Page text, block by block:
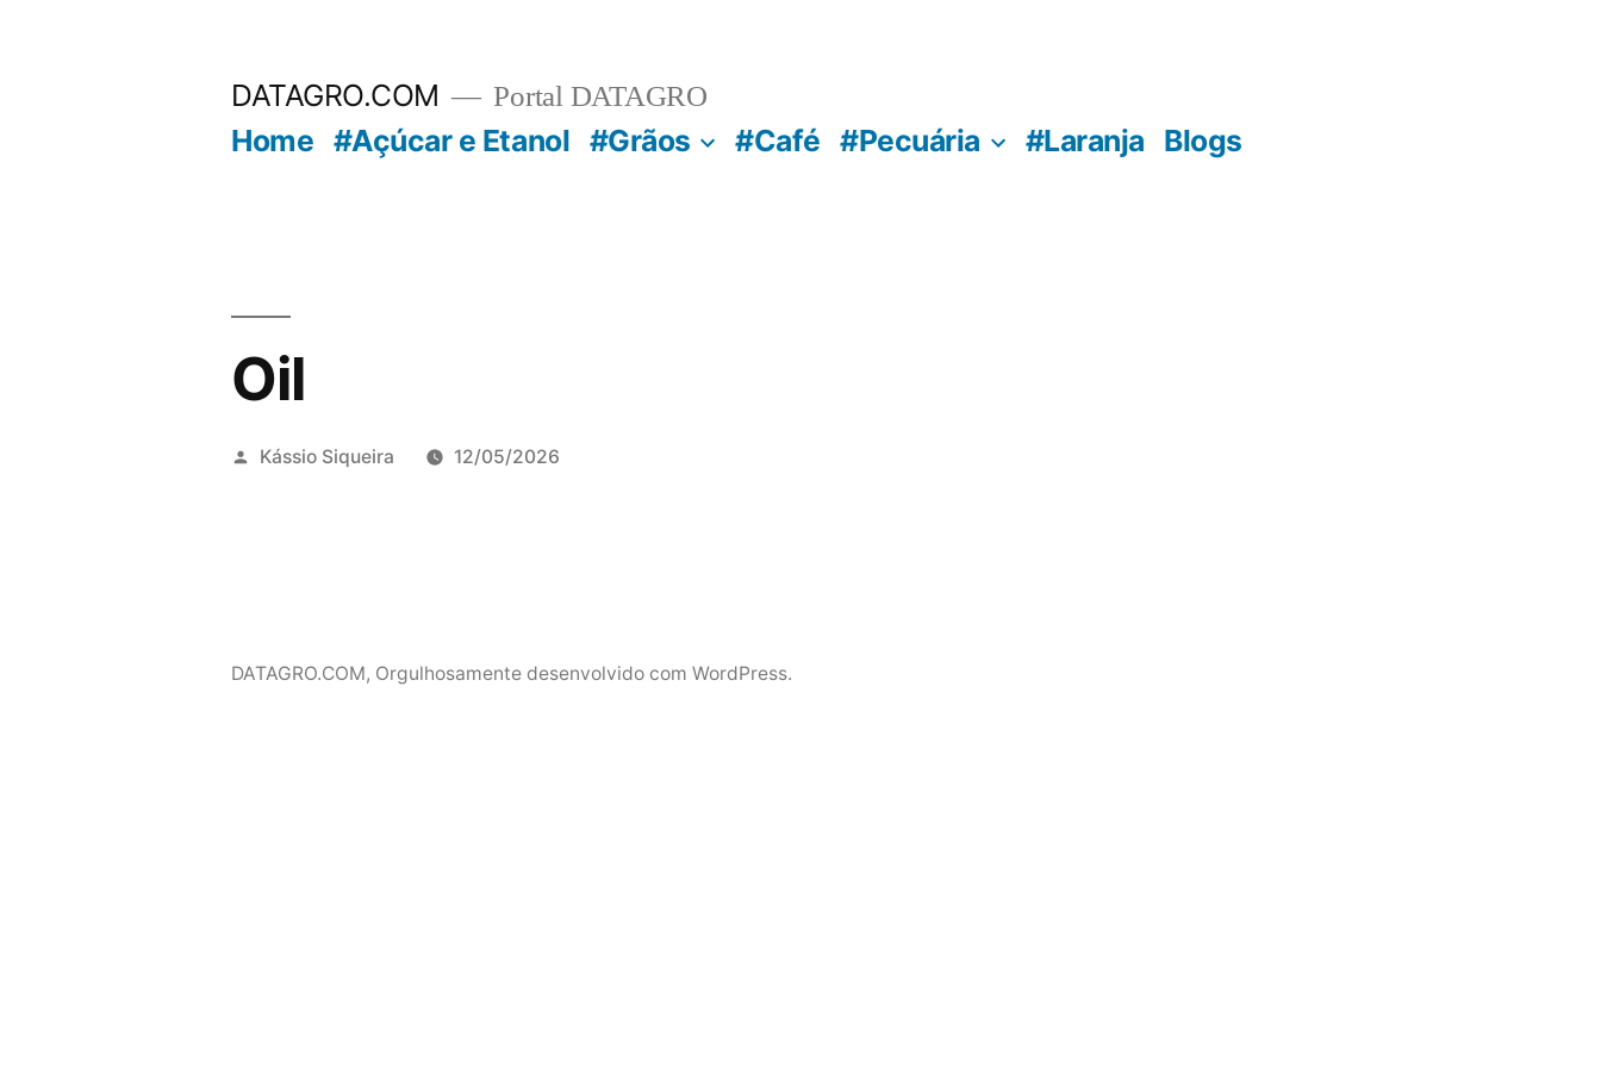
DATAGRO.COM Portal DATAGRO
Home #Açúcar e Etanol #Grãos #Café #Pecuária #Laranja Blogs
Oil
Publicado
Kássio Siqueira 12/05/2026
DATAGRO.COM, Orgulhosamente desenvolvido com WordPress.